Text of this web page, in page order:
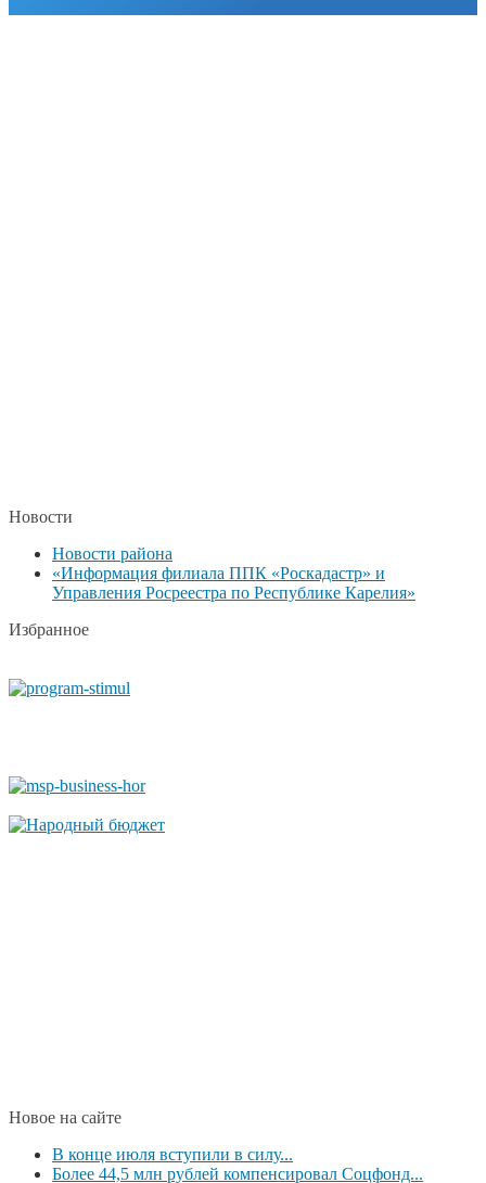
Новости
Новости района
«Информация филиала ППК «Роскадастр» и
Управления Росреестра по Республике Карелия»
Избранное
Новое на сайте
В конце июля вступили в силу...
Более 44,5 млн рублей компенсировал Соцфонд...